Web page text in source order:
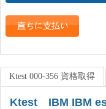
Ktest 000-356 資格取得
Ktest IBM IBM